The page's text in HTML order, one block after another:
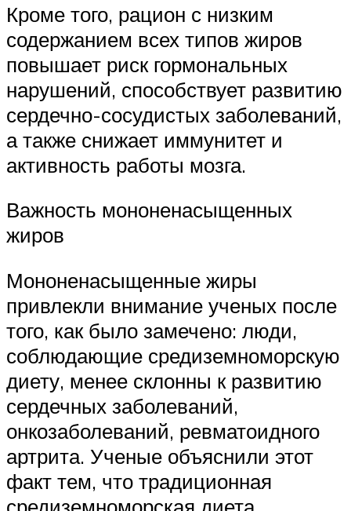
Кроме того, рацион с низким
содержанием всех типов жиров
повышает риск гормональных
нарушений, способствует развитию
сердечно-сосудистых заболеваний,
а также снижает иммунитет и
активность работы мозга.
Важность мононенасыщенных
жиров
Мононенасыщенные жиры
привлекли внимание ученых после
того, как было замечено: люди,
соблюдающие средиземноморскую
диету, менее склонны к развитию
сердечных заболеваний,
онкозаболеваний, ревматоидного
артрита. Ученые объяснили этот
факт тем, что традиционная